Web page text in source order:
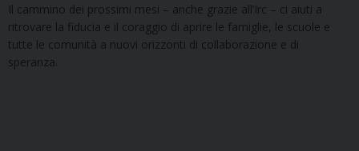
Il cammino dei prossimi mesi – anche grazie all’Irc – ci aiuti a
ritrovare la fiducia e il coraggio di aprire le famiglie, le scuole e
tutte le comunità a nuovi orizzonti di collaborazione e di
speranza.